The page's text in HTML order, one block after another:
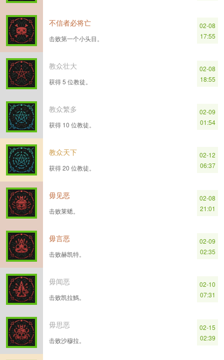
不信者必将亡
击败第一个小头目。
02-08
17:55
教众壮大
获得 5 位教徒。
02-08
18:55
教众繁多
获得 10 位教徒。
02-09
01:54
教众天下
获得 20 位教徒。
02-12
06:37
毋见恶
击败莱蟋。
02-08
21:01
毋言恶
击败赫凯特。
02-09
02:35
毋闻恶
击败凯拉鰢。
02-10
07:31
毋思恶
击败沙穆拉。
02-15
02:39